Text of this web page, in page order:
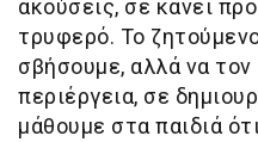
ακούσεις, σε κάνει
τρυφερό. Το
σβήσουμε, αλλά να
περιέργεια, σε
μάθουμε στα παιδιά